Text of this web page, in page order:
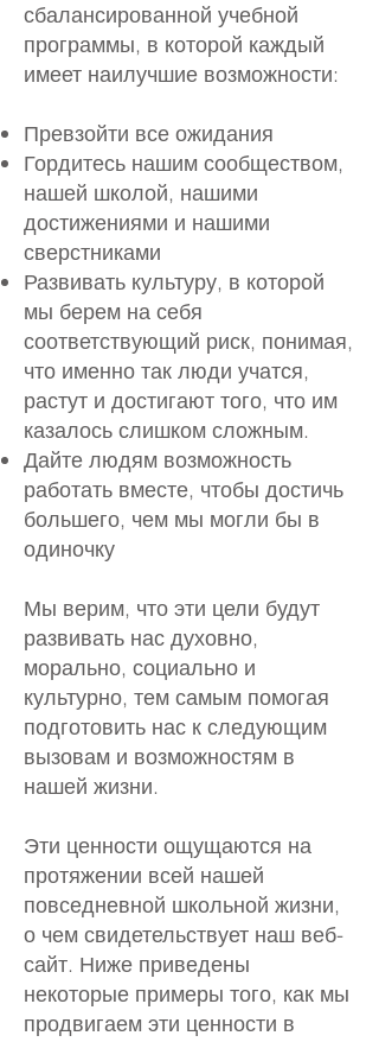
сбалансированной учебной
программы, в которой каждый
имеет наилучшие возможности:
Превзойти все ожидания
Гордитесь нашим сообществом,
нашей школой, нашими
достижениями и нашими
сверстниками
Развивать культуру, в которой
мы берем на себя
соответствующий риск, понимая,
что именно так люди учатся,
растут и достигают того, что им
казалось слишком сложным.
Дайте людям возможность
работать вместе, чтобы достичь
большего, чем мы могли бы в
одиночку
Мы верим, что эти цели будут
развивать нас духовно,
морально, социально и
культурно, тем самым помогая
подготовить нас к следующим
вызовам и возможностям в
нашей жизни.
Эти ценности ощущаются на
протяжении всей нашей
повседневной школьной жизни,
о чем свидетельствует наш веб-
сайт. Ниже приведены
некоторые примеры того, как мы
продвигаем эти ценности в